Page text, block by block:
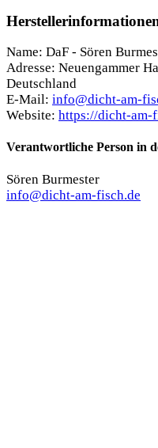
Name: DaF - Sören
Adresse: Neuengammer
Deutschland
E-Mail: info@dicht-am-
Website: https://dicht-am-
Verantwortliche Person in
Sören Burmester
info@dicht-am-fisch.de